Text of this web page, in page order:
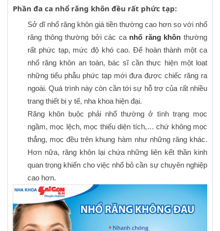
Phần đa ca nhổ răng khôn đều rất phức tạp:
Sở dĩ nhổ răng khôn giá tiền thường cao hơn so với nhổ
răng thông thường bởi các ca nhổ răng khôn thường
rất phức tạp, mức độ khó cao. Để hoàn thành một ca
nhổ răng khôn an toàn, bác sĩ cần thực hiện một loạt
những tiểu phẫu phức tạp mới đưa được chiếc răng ra
ngoài. Quá trình này còn cần tới sự hỗ trợ của rất nhiều
trang thiết bị y tế, nha khoa hiện đại.
Răng khôn buộc phải nhổ thường ở tình trạng mọc
ngầm, mọc lệch, mọc thiếu diện tích,… chứ không mọc
thẳng, mọc đều trên khung hàm như những răng khác.
Hơn nữa, răng khôn lại chứa những liên kết thần kinh
quan trọng khiến cho việc nhổ bỏ cần sự chuyên nghiệp
cao hơn.